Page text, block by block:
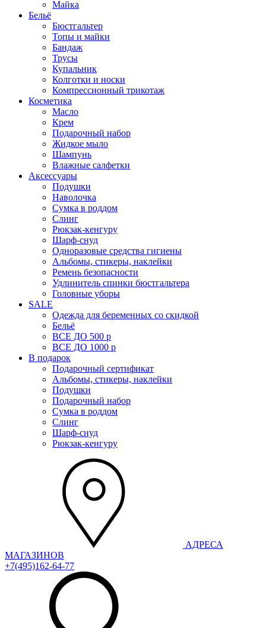
Майка
Бельё
Бюстгальтер
Топы и майки
Бандаж
Трусы
Купальник
Колготки и носки
Компрессионный трикотаж
Косметика
Масло
Крем
Подарочный набор
Жидкое мыло
Шампунь
Влажные салфетки
Аксессуары
Подушки
Наволочка
Сумка в роддом
Cлинг
Рюкзак-кенгуру
Шарф-снуд
Одноразовые средства гигиены
Альбомы, стикеры, наклейки
Ремень безопасности
Удлинитель спинки бюстгальтера
Головные уборы
SALE
Одежда для беременных со скидкой
Бельё
ВСЕ ДО 500 р
ВСЕ ДО 1000 р
В подарок
Подарочный сертификат
Альбомы, стикеры, наклейки
Подушки
Подарочный набор
Сумка в роддом
Слинг
Шарф-снуд
Рюкзак-кенгуру
АДРЕСА
МАГАЗИНОВ
+7(495)162-64-77